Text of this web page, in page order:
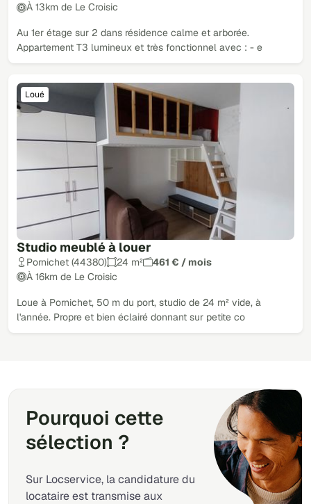
À 13km de Le Croisic
Au 1er étage sur 2 dans résidence calme et arborée.
Appartement T3 lumineux et très fonctionnel avec : - e
Studio meublé à louer
Loué
Pornichet (44380) 24 m²
461 € / mois
À 16km de Le Croisic
Loue à Pornichet, 50 m du port, studio de 24 m² vide, à
l'année. Propre et bien éclairé donnant sur petite co
Pourquoi cette
sélection ?
Sur Locservice, la candidature du
locataire est transmise aux